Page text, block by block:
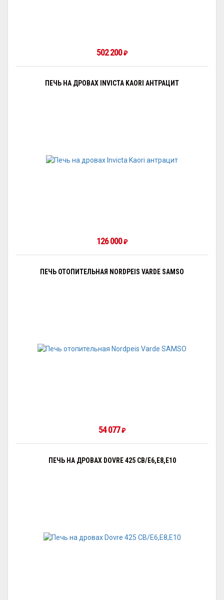
502 200₽
ПЕЧЬ НА ДРОВАХ INVICTA KAORI АНТРАЦИТ
126 000₽
ПЕЧЬ ОТОПИТЕЛЬНАЯ NORDPEIS VARDE SAMSO
54 077₽
ПЕЧЬ НА ДРОВАХ DOVRE 425 CB/E6,E8,E10